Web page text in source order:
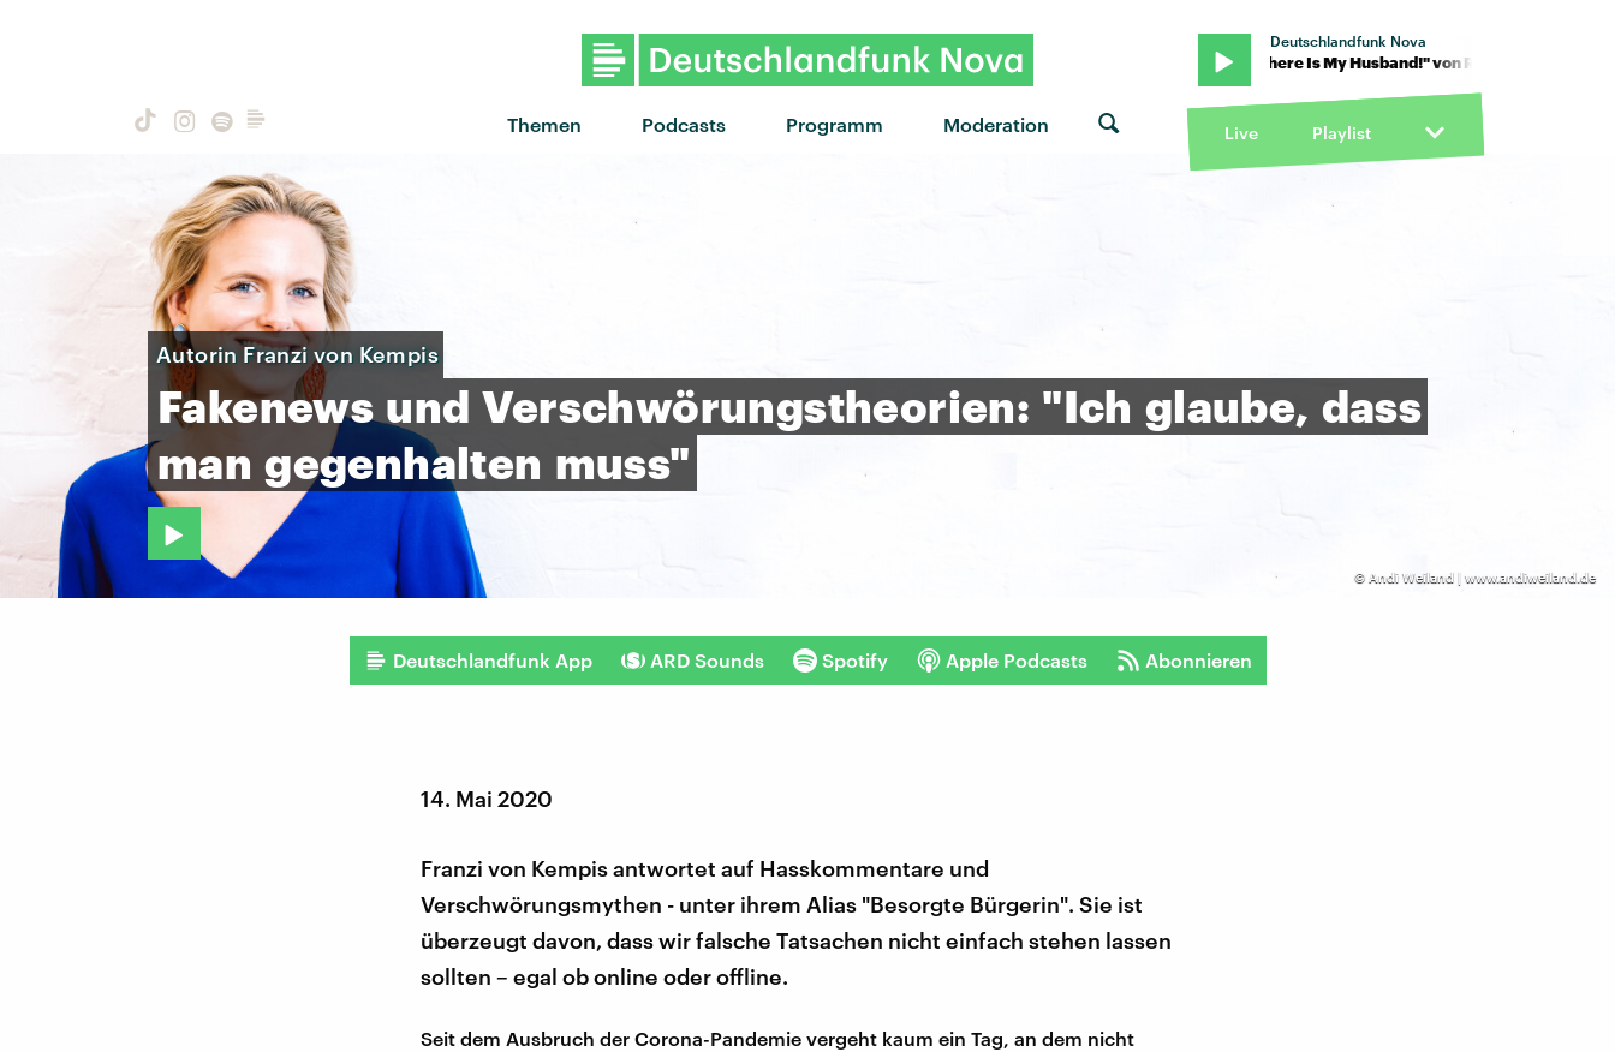
Themen Podcasts Programm Moderation
Deutschlandfunk Nova
"Where Is My Husband!" von RAYE · "Where Is My Husband!" von RAYE · "Where Is My
Live Playlist
© Andi Weiland | www.andiweiland.de
Autorin Franzi von Kempis
Fakenews und Verschwörungstheorien: "Ich glaube, dass
man gegenhalten muss"
Deutschlandfunk App ARD Sounds Spotify Apple Podcasts Abonnieren
14. Mai 2020
Franzi von Kempis antwortet auf Hasskommentare und
Verschwörungsmythen - unter ihrem Alias "Besorgte Bürgerin". Sie ist
überzeugt davon, dass wir falsche Tatsachen nicht einfach stehen lassen
sollten – egal ob online oder offline.
Seit dem Ausbruch der Corona-Pandemie vergeht kaum ein Tag, an dem nicht